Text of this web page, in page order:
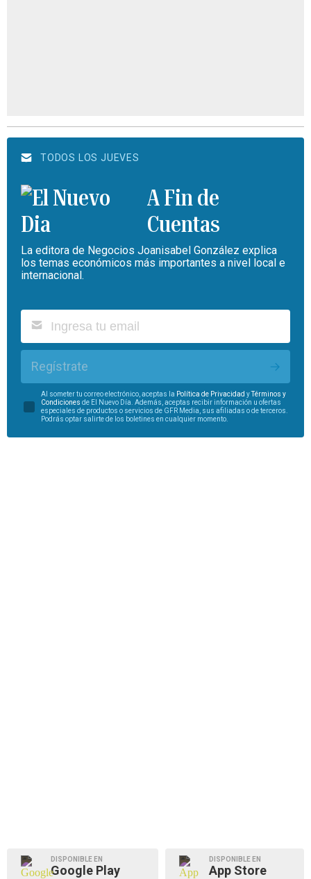
TODOS LOS JUEVES
A Fin de
Cuentas
La editora de Negocios Joanisabel González explica
los temas económicos más importantes a nivel local e
internacional.
Regístrate
Al someter tu correo electrónico, aceptas la Política de Privacidad y
Términos y
Condiciones de El Nuevo Día. Además, aceptas recibir información u ofertas
especiales de productos o servicios de GFR Media, sus afiliadas o de terceros.
Podrás optar salirte de los boletines en cualquier momento.
DISPONIBLE EN
Google Play
DISPONIBLE EN
App Store